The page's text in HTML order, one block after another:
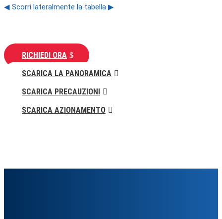
◀ Scorri lateralmente la tabella ▶
RICHIEDI ORA
SCARICA LA PANORAMICA
SCARICA PRECAUZIONI
SCARICA AZIONAMENTO